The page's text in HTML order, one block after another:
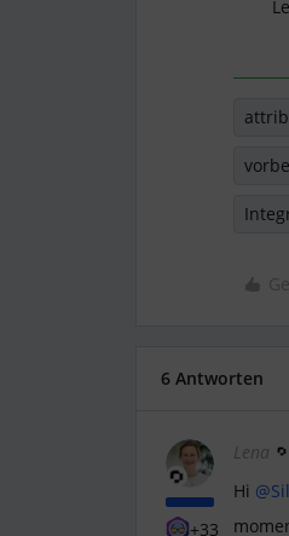
6 Antworten
+33
Lena
Hi